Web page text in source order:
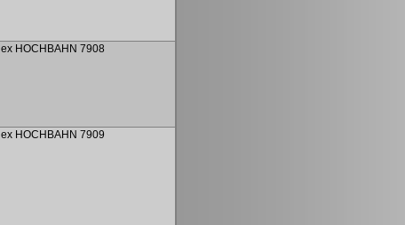
ex HOCHBAHN 7908
ex HOCHBAHN 7909